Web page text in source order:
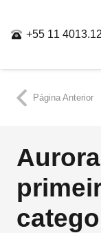
+55 11
Página Anterior